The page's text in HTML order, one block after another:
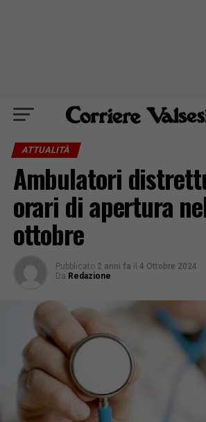
ATTUALITÀ
Ambulatori
orari di apertura
ottobre
Pubblicato 2 anni fa il 4 Ottobre 2024
Da Redazione